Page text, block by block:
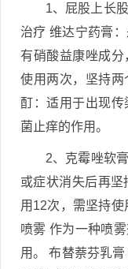
1、屁股上长
治疗 维达宁药膏
有硝酸益康唑成
使用两次，坚持
酊：适用于出现
菌止痒的作用。
2、克霉唑软
或症状消失后再
用12次，需坚持
喷雾 作为一种喷
用。 布替萘芬乳